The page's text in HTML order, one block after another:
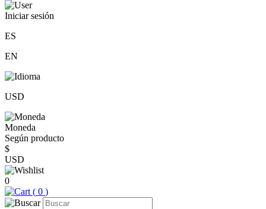
Iniciar sesión
ES
EN
USD
Moneda
Según producto
$
USD
0
( 0 )